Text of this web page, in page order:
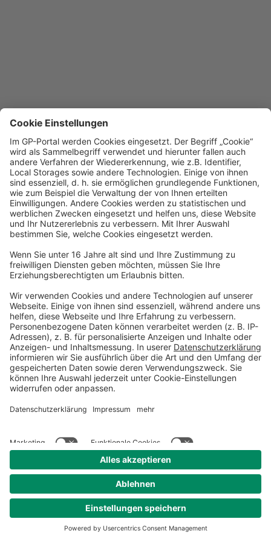
nicht geladen
werden
Mögliche Gründe könnten sein:
Sie nutzen einen veralteten
Browser. Bitte aktualisieren Sie
Ihren Browser oder wechseln
Sie auf Chrome, Firefox oder
Edge.
Es liegen
Verbindungsprobleme vor.
Bitte vergewissern Sie sich,
dass Sie eine stabile
Internetverbindung haben.